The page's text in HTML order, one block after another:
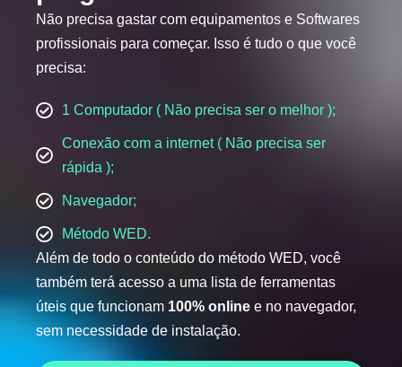
Não precisa gastar com equipamentos e Softwares
profissionais para começar. Isso é tudo o que você
precisa:
1 Computador ( Não precisa ser o melhor );
Conexão com a internet ( Não precisa ser
rápida );
Navegador;
Método WED.
Além de todo o conteúdo do método WED, você
também terá acesso a uma lista de ferramentas
úteis que funcionam 100% online e no navegador,
sem necessidade de instalação.